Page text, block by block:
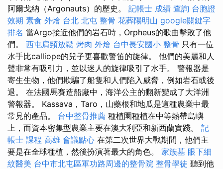
阿爾戈納（Argonauts）的歷史。 記帳士 成績 查詢 台胞證
效期 素食 外燴 台北 北屯 整骨 花葬陽明山 google關鍵字
排名 當Argo接近他們的岩石時，Orpheus的歌曲擊敗了他
們。 西屯肩頸放鬆 烤肉 外燴 台中長安國小 整骨 只有一位
水手比calliope的兒子更喜歡警笛的旋律。 他們的美麗和人
聲非常有吸引力，並以迷人的旋律吸引了水手。 警報器是
寄生生物，他們欺騙了船隻和人們陷入威脅，例如岩石或後
退。 在法國馬賽造船廠中，海洋公主的翻新變成了大洋洲
警報器。 Kassava，Taro，山藥根和地瓜是這種農業中最
常見的產品。 台中整骨推薦 種植園種植在中等熱帶島嶼
上，而資本密集型農業主要在澳大利亞和新西蘭實踐。 記
帳士 課程 高雄 會議點心 在第二次世界大戰期間，他們主
要是在全球種植，然後扮演著最大的角色。 家族墓 眼下細
紋醫美 台中市北屯區軍功路周邊的整骨院 整骨學徒 聽到他